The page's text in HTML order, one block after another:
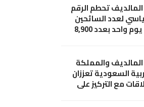
المالديف تحطم الرقم
لعدد السائحين
في يوم واحد بعدد 8,900
المالديف والمملكة
السعودية تعززان
مع التركيز على